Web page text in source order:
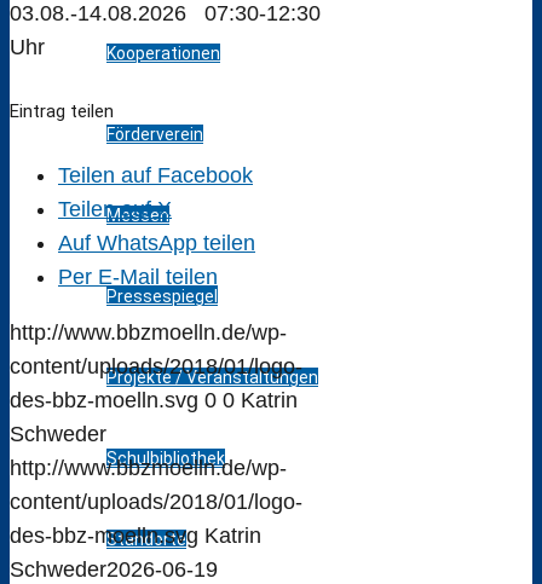
Kooperationen
Förderverein
Messen
Pressespiegel
Projekte / Veranstaltungen
Schulbibliothek
Standorte
03.08.-14.08.2026 07:30-12:30
Uhr
Eintrag teilen
Teilen auf Facebook
Teilen auf X
Auf WhatsApp teilen
Per E-Mail teilen
http://www.bbzmoelln.de/wp-
content/uploads/2018/01/logo-
des-bbz-moelln.svg 0 0 Katrin
Schweder
http://www.bbzmoelln.de/wp-
content/uploads/2018/01/logo-
des-bbz-moelln.svg Katrin
Schweder2026-06-19